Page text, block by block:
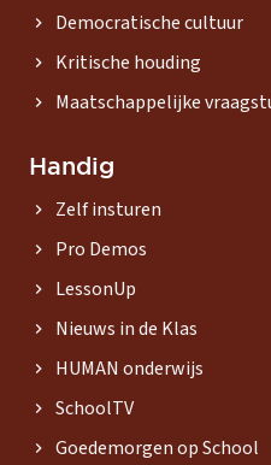
chevron_right Democratische cultuur
chevron_right Kritische houding
chevron_right Maatschappelijke
Handig
chevron_right Zelf insturen
chevron_right Pro Demos
chevron_right LessonUp
chevron_right Nieuws in de Klas
chevron_right HUMAN onderwijs
chevron_right SchoolTV
chevron_right Goedemorgen op School